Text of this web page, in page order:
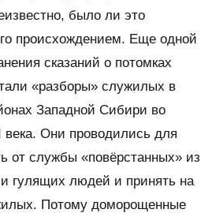
было ли это
происхождением. Еще одной
сказаний о потомках
«разборы» служилых в
Западной Сибири во
века. Они проводились для
от службы «повёрстанных» из
и гулящих людей и принять на
Потому доморощенные